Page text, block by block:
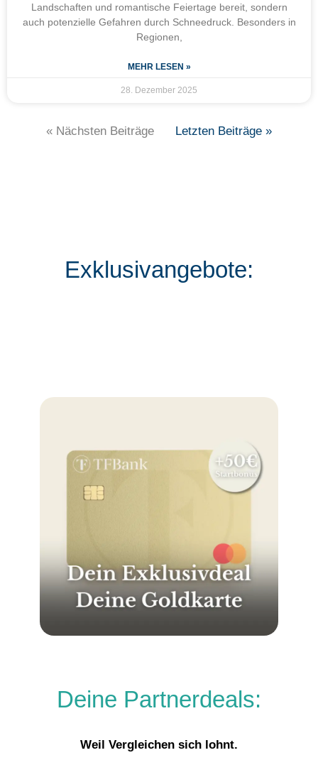
Landschaften und romantische Feiertage bereit, sondern
auch potenzielle Gefahren durch Schneedruck. Besonders in
Regionen,
MEHR LESEN »
28. Dezember 2025
« Nächsten Beiträge Letzten Beiträge »
Exklusivangebote:
Deine Partnerdeals:
Weil Vergleichen sich lohnt.